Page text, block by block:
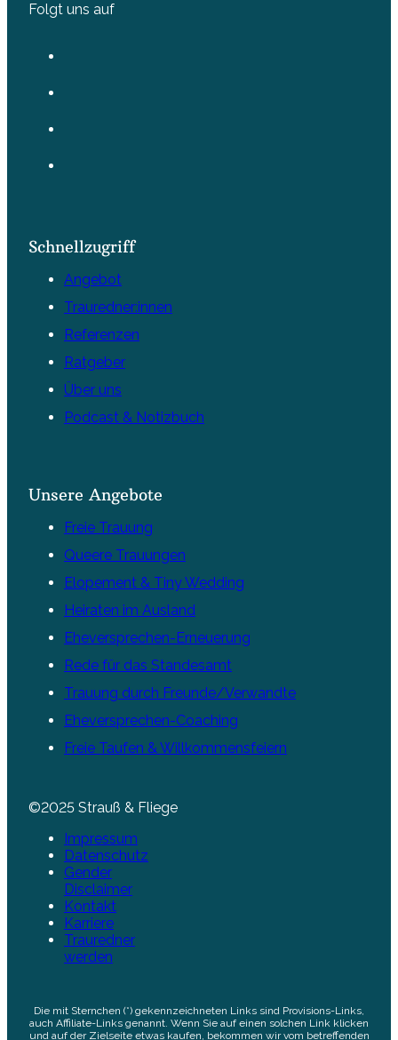
Folgt uns auf
Schnellzugriff
Angebot
Trauredner:innen
Referenzen
Ratgeber
Über uns
Podcast & Notizbuch
Unsere Angebote
Freie Trauung
Queere Trauungen
Elopement & Tiny Wedding
Heiraten im Ausland
Eheversprechen-Erneuerung
Rede für das Standesamt
Trauung durch Freunde/Verwandte
Eheversprechen-Coaching
Freie Taufen & Willkommensfeiern
©2025 Strauß & Fliege
Impressum
Datenschutz
Gender
Disclaimer
Kontakt
Karriere
Trauredner
werden
Die mit Sternchen (*) gekennzeichneten Links sind Provisions-Links,
auch Affiliate-Links genannt. Wenn Sie auf einen solchen Link klicken
und auf der Zielseite etwas kaufen, bekommen wir vom betreffenden